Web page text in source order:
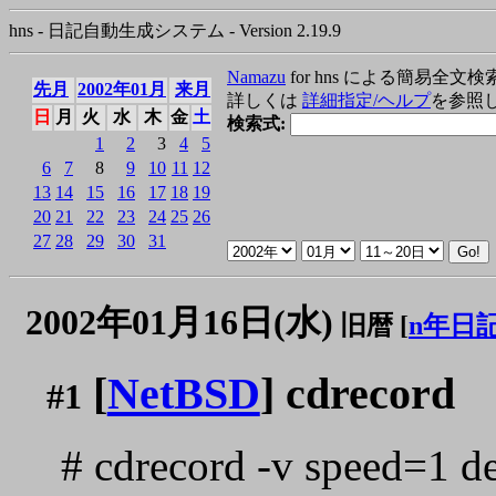
hns - 日記自動生成システム - Version 2.19.9
先月 2002年01月
来月
日
月 火 水 木 金 土
1
2 3 4
5
6
7 8 9 10 11 12
13 14 15 16 17 18 19
20 21 22 23 24 25 26
27 28 29 30 31
Namazu for hns による簡易全文検
詳しくは 詳細指定/ヘルプを参照
検索式:
2002年01月16日(水) 旧暦 [n年日
#1 [NetBSD] cdrecord
# cdrecord -v speed=1